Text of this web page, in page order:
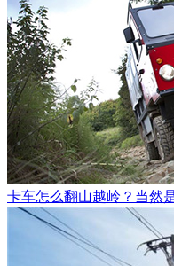
卡车怎么翻山越岭？当然